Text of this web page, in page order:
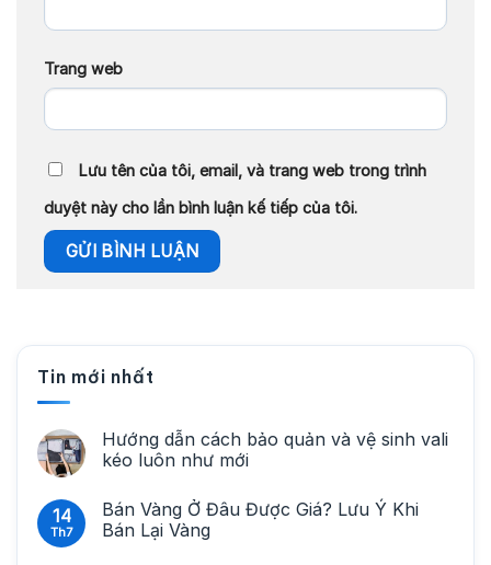
Trang web
Lưu tên của tôi, email, và trang web trong trình
duyệt này cho lần bình luận kế tiếp của tôi.
Tin mới nhất
Hướng dẫn cách bảo quản và vệ sinh vali
kéo luôn như mới
14
Th7
Bán Vàng Ở Đâu Được Giá? Lưu Ý Khi
Bán Lại Vàng